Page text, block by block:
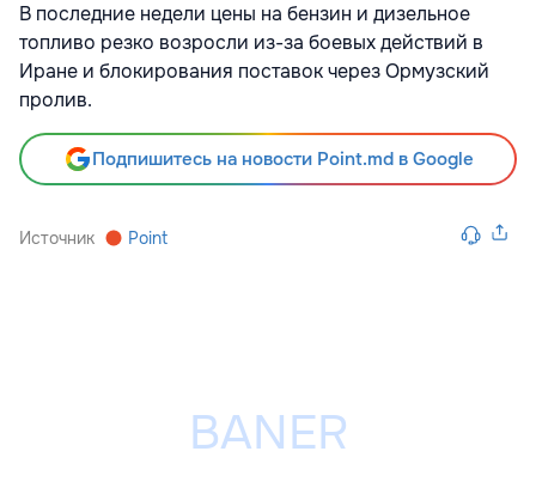
В последние недели цены на бензин и дизельное
топливо резко возросли из-за боевых действий в
Иране и блокирования поставок через Ормузский
пролив.
Подпишитесь на новости Point.md в Google
Источник Point